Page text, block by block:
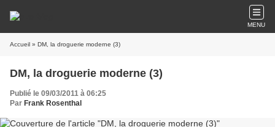
MENU
Accueil » DM, la droguerie moderne (3)
DM, la droguerie moderne (3)
Publié le 09/03/2011 à 06:25
Par Frank Rosenthal